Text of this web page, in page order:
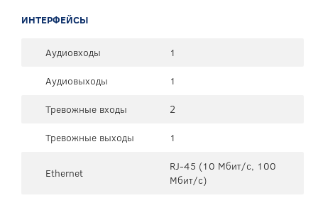
ИНТЕРФЕЙСЫ
Аудиовходы
1
Аудиовыходы
1
Тревожные входы
2
Тревожные выходы
1
Ethernet
RJ-45 (10 Мбит/с, 100
Мбит/с)